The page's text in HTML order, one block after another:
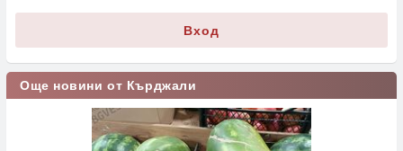
Вход
Още новини от Кърджали